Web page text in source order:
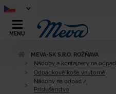
MENU
MEVA-SK S.R.O. ROŽŇAVA
Nádoby a kontajnery na odpad
Odpadkové koše vnútorné
Nádoby na odpad /
Príslušenstvo